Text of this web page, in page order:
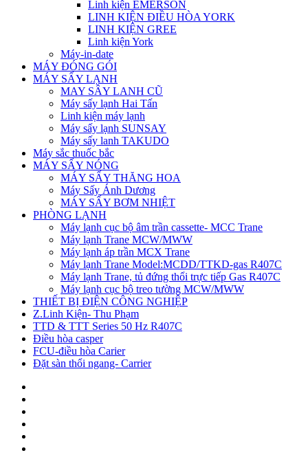
Linh kiện EMERSON
LINH KIỆN ĐIỀU HÒA YORK
LINH KIỆN GREE
Linh kiện York
Máy-in-date
MÁY ĐÓNG GÓI
MÁY SẤY LẠNH
MAY SÂY LANH CŨ
Máy sấy lạnh Hai Tấn
Linh kiện máy lạnh
Máy sấy lạnh SUNSAY
Máy sấy lanh TAKUDO
Máy sắc thuốc bắc
MÁY SẤY NÓNG
MÁY SẤY THĂNG HOA
Máy Sấy Ánh Dương
MÁY SẤY BƠM NHIỆT
PHÒNG LẠNH
Máy lạnh cục bộ âm trần cassette- MCC Trane
Máy lạnh Trane MCW/MWW
Máy lạnh áp trần MCX Trane
Máy lạnh Trane Model:MCDD/TTKD-gas R407C
Máy lạnh Trane, tủ đứng thổi trực tiếp Gas R407C
Máy lạnh cục bộ treo tường MCW/MWW
THIẾT BỊ ĐIỆN CÔNG NGHIỆP
Z.Linh Kiện- Thu Phạm
TTD & TTT Series 50 Hz R407C
Điều hòa casper
FCU-điều hòa Carier
Đặt sàn thổi ngang- Carrier